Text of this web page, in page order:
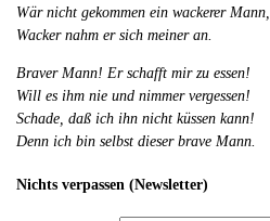
Wär nicht gekommen ein wackerer Mann,
Wacker nahm er sich meiner an.
Braver Mann! Er schafft mir zu essen!
Will es ihm nie und nimmer vergessen!
Schade, daß ich ihn nicht küssen kann!
Denn ich bin selbst dieser brave Mann.
Nichts verpassen (Newsletter)